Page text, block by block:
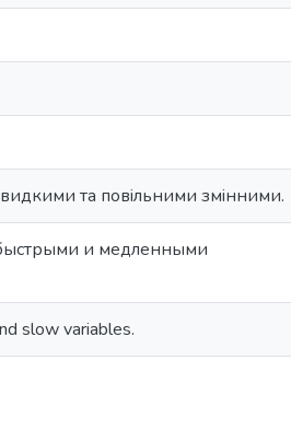
та повiльними змiнними.
и медленными
slow variables.